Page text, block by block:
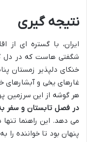
نتیجه گیری
ایران، با گستره ای از
شگفتی هاست که در دل
خنکای دلپذیر زمستان
غارهای یخی و آبشارهای
هر گوشه از این سرزمین
در فصل تابستان و سفر به
می دهد. این راهنما
پنهان بود تا خواننده